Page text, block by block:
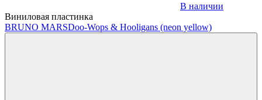
В наличии
Виниловая пластинка
BRUNO MARSDoo-Wops & Hooligans (neon yellow)